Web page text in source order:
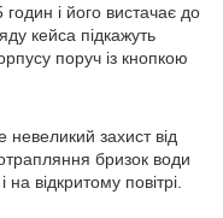
і його вистачає до
кейса підкажуть
поруч із кнопкою
захист від
бризок води
відкритому повітрі.